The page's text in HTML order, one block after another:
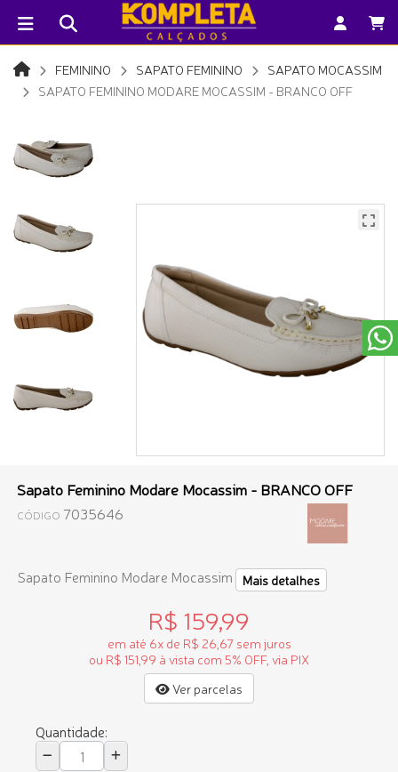
FEMININO SAPATO FEMININO
SAPATO MOCASSIM
SAPATO FEMININO MODARE MOCASSIM - BRANCO OFF
Sapato Feminino Modare Mocassim - BRANCO OFF
CÓDIGO 7035646
Sapato Feminino Modare Mocassim Mais detalhes
R$ 159,99
em até 6x de R$ 26,67 sem juros
ou R$ 151,99 à vista com 5% OFF, via PIX
Ver parcelas
Quantidade: